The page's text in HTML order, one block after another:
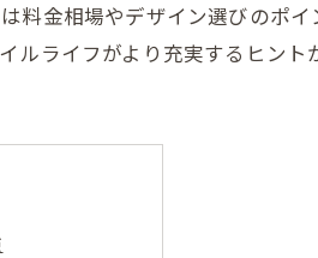
料金相場やデザイン選びのポ
ライフがより充実するヒント